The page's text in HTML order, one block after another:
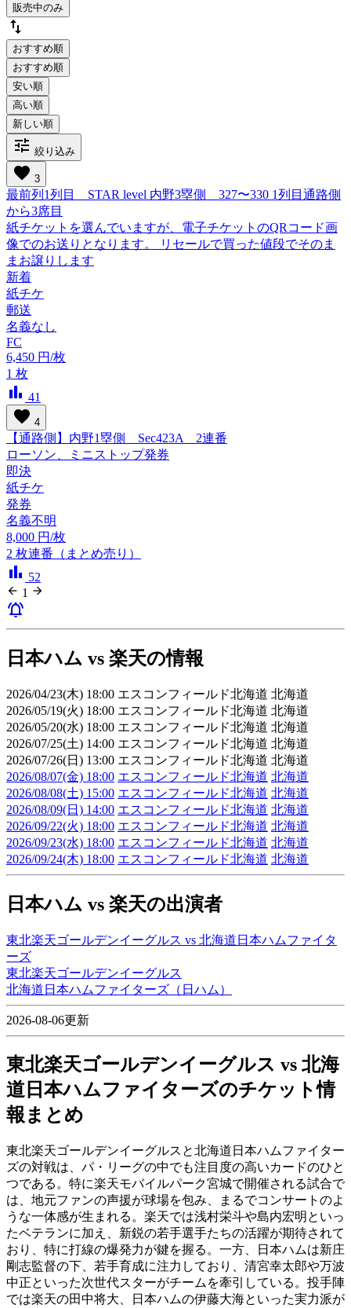
販売中のみ
swap_vert
おすすめ順
tune 絞り込み
favorite 3
最前列1列目 STAR level 内野3塁側 327〜330 1列目通路側
から3席目
紙チケットを選んでいますが、電子チケットのQRコード画
像でのお送りとなります。 リセールで買った値段でそのま
まお譲りします
新着
紙チケ
郵送
名義なし
FC
6,450 円/枚
1 枚
bar_chart 41
favorite 4
【通路側】内野1塁側 Sec423A 2連番
ローソン、ミニストップ発券
即決
紙チケ
発券
名義不明
8,000 円/枚
2 枚連番（まとめ売り）
bar_chart 52
arrow_back 1 arrow_forward
notifications_active
日本ハム vs 楽天の情報
2026/04/23(木) 18:00 エスコンフィールド北海道 北海道
2026/05/19(火) 18:00 エスコンフィールド北海道 北海道
2026/05/20(水) 18:00 エスコンフィールド北海道 北海道
2026/07/25(土) 14:00 エスコンフィールド北海道 北海道
2026/07/26(日) 13:00 エスコンフィールド北海道 北海道
2026/08/07(金) 18:00 エスコンフィールド北海道 北海道
2026/08/08(土) 15:00 エスコンフィールド北海道 北海道
2026/08/09(日) 14:00 エスコンフィールド北海道 北海道
2026/09/22(火) 18:00 エスコンフィールド北海道 北海道
2026/09/23(水) 18:00 エスコンフィールド北海道 北海道
2026/09/24(木) 18:00 エスコンフィールド北海道 北海道
日本ハム vs 楽天の出演者
東北楽天ゴールデンイーグルス vs 北海道日本ハムファイタ
ーズ
東北楽天ゴールデンイーグルス
北海道日本ハムファイターズ（日ハム）
2026-08-06更新
東北楽天ゴールデンイーグルス vs 北海
道日本ハムファイターズのチケット情
報まとめ
東北楽天ゴールデンイーグルスと北海道日本ハムファイター
ズの対戦は、パ・リーグの中でも注目度の高いカードのひと
つである。特に楽天モバイルパーク宮城で開催される試合で
は、地元ファンの声援が球場を包み、まるでコンサートのよ
うな一体感が生まれる。楽天では浅村栄斗や島内宏明といっ
たベテランに加え、新鋭の若手選手たちの活躍が期待されて
おり、特に打線の爆発力が鍵を握る。一方、日本ハムは新庄
剛志監督の下、若手育成に注力しており、清宮幸太郎や万波
中正といった次世代スターがチームを牽引している。投手陣
では楽天の田中将大、日本ハムの伊藤大海といった実力派が